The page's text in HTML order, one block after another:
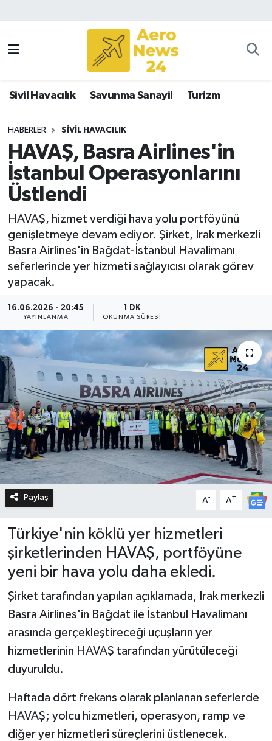
Sivil Havacılık Savunma Sanayii Turizm
HABERLER SIVIL HAVACILIK
HAVAŞ, Basra Airlines'in
İstanbul Operasyonlarını
Üstlendi
HAVAŞ, hizmet verdiği hava yolu portföyünü
genişletmeye devam ediyor. Şirket, Irak merkezli
Basra Airlines'in Bağdat-İstanbul Havalimanı
seferlerinde yer hizmeti sağlayıcısı olarak görev
yapacak.
16.06.2026 - 20:45
YAYINLANMA
1 DK
OKUNMA SÜRESI
Paylaş A- A+
Türkiye'nin köklü yer hizmetleri
şirketlerinden HAVAŞ, portföyüne
yeni bir hava yolu daha ekledi.
Şirket tarafından yapılan açıklamada, Irak merkezli
Basra Airlines'in Bağdat ile İstanbul Havalimanı
arasında gerçekleştireceği uçuşların yer
hizmetlerinin HAVAŞ tarafından yürütüleceği
duyuruldu.
Haftada dört frekans olarak planlanan seferlerde
HAVAŞ; yolcu hizmetleri, operasyon, ramp ve
diğer yer hizmetleri süreçlerini üstlenecek.